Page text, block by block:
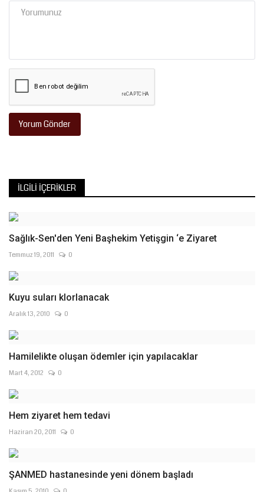
Yorum Gönder
İLGILI İÇERIKLER
Sağlık-Sen'den Yeni Başhekim Yetişgin ‘e Ziyaret
Temmuz 19, 2011 0
Kuyu suları klorlanacak
Aralık 13, 2010 0
Hamilelikte oluşan ödemler için yapılacaklar
Mart 4, 2012 0
Hem ziyaret hem tedavi
Haziran 20, 2011 0
ŞANMED hastanesinde yeni dönem başladı